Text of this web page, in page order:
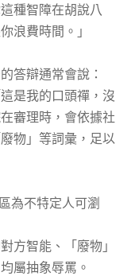
種智障在胡說八
浪費時間。」
答辯通常會說：
是我的口頭禪，沒
審理時，會依據社
物」等詞彙，足以
為不特定人可瀏
方智能、「廢物」
屬抽象辱罵。